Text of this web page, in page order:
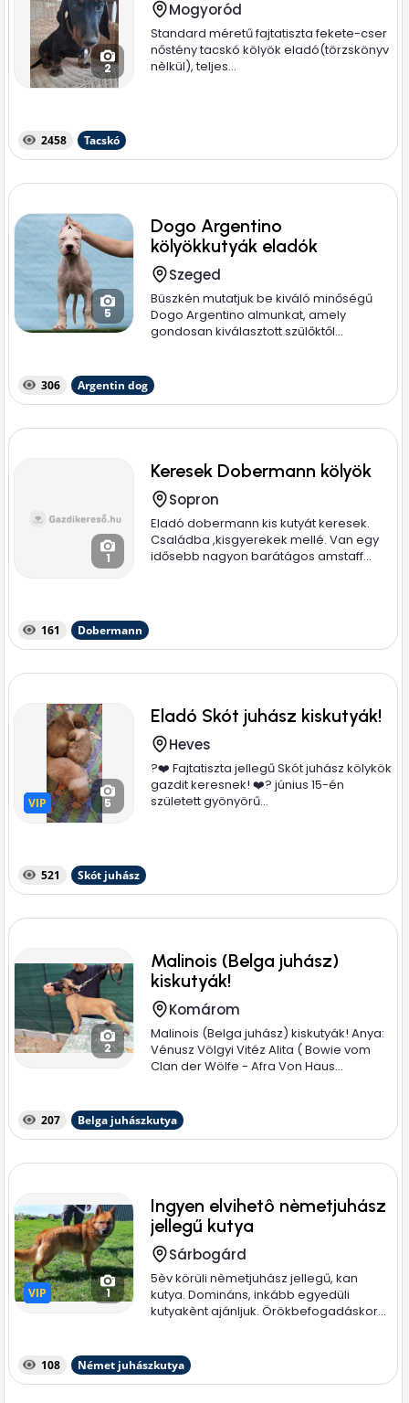
2
Mogyoród
Standard méretű fajtatiszta fekete-cser
nőstény tacskó kölyök eladó(törzskönyv
nèlkül), teljes...
2458 Tacskó
5
Dogo Argentino
kölyökkutyák eladók
Szeged
Büszkén mutatjuk be kiváló minőségű
Dogo Argentino almunkat, amely
gondosan kiválasztott szülőktől...
306 Argentin dog
1
Keresek Dobermann kölyök
Sopron
Eladó dobermann kis kutyát keresek.
Családba ,kisgyerekek mellé. Van egy
idősebb nagyon barátágos amstaff...
161 Dobermann
VIP
VIP 5
Eladó Skót juhász kiskutyák!
Heves
?❤️ Fajtatiszta jellegű Skót juhász kölykök
gazdit keresnek! ❤️? június 15-én
született gyönyörű...
521 Skót juhász
2
Malinois (Belga juhász)
kiskutyák!
Komárom
Malinois (Belga juhász) kiskutyák! Anya:
Vénusz Völgyi Vitéz Alita ( Bowie vom
Clan der Wölfe - Afra Von Haus...
207 Belga juhászkutya
VIP
VIP 1
Ingyen elvihetô nèmetjuhász
jellegű kutya
Sárbogárd
5èv körüli nèmetjuhász jellegű, kan
kutya. Domináns, inkább egyedüli
kutyakènt ajánljuk. Örökbefogadáskor...
108 Német juhászkutya